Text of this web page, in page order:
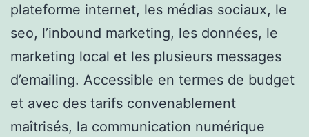
plateforme internet, les médias sociaux, le
seo, l’inbound marketing, les données, le
marketing local et les plusieurs messages
d’emailing. Accessible en termes de budget
et avec des tarifs convenablement
maîtrisés, la communication numérique